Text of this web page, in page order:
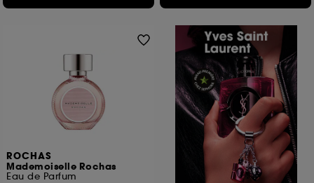
ROCHAS
Mademoiselle Rochas
Eau de Parfum